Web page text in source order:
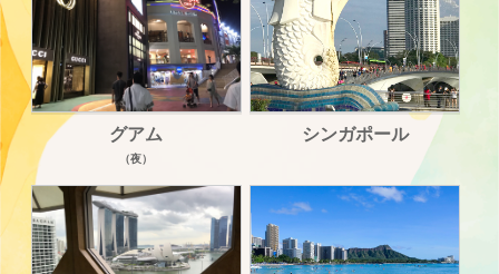
グアム
（夜）
シンガポール